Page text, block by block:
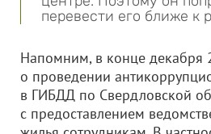
перевести его ближе к
Напомним, в конце декабря
о проведении
в ГИБДД по Свердловской
с предоставлением